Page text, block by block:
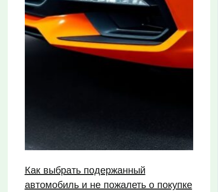
Как выбрать подержанный
автомобиль и не пожалеть о покупке